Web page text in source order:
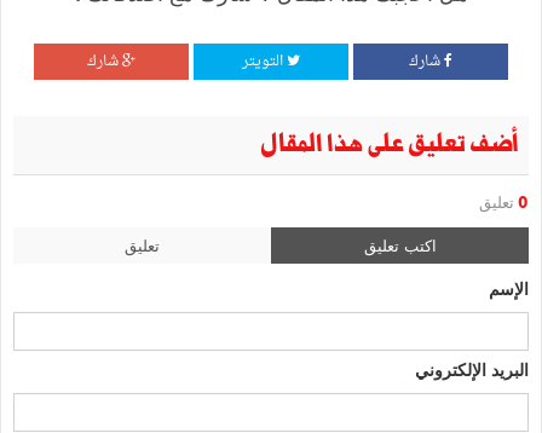
شارك التويتر شارك
أضف تعليق على هذا المقال
0 تعليق
اكتب تعليق تعليق
الإسم
البريد الإلكتروني